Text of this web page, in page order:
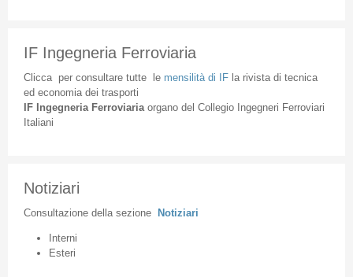
IF Ingegneria Ferroviaria
Cliccaper consultare tuttele mensilità di IFla rivista di tecnica
ed economia dei trasporti
IF Ingegneria Ferroviaria organodel Collegio Ingegneri Ferroviari
Italiani
Notiziari
Consultazione della sezione Notiziari
Interni
Esteri